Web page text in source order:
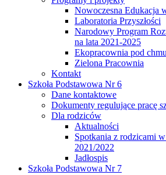
Nowoczesna Edukacja
Laboratoria Przyszłości
Narodowy Program
na lata 2021-2025
Ekopracownia pod
Zielona Pracownia
Kontakt
Szkoła Podstawowa Nr 6
Dane kontaktowe
Dokumenty regulujące pracę
Dla rodziców
Aktualności
Spotkania z rodzicami
2021/2022
Jadłospis
Szkoła Podstawowa Nr 7